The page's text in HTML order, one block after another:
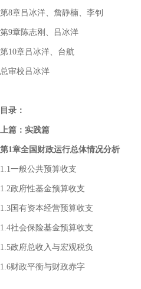
第8章吕冰洋、詹静楠、李钊
第9章陈志刚、吕冰洋
第10章吕冰洋、台航
总审校吕冰洋
目录：
上篇：实践篇
第1章全国财政运行总体情况分析
1.1一般公共预算收支
1.2政府性基金预算收支
1.3国有资本经营预算收支
1.4社会保险基金预算收支
1.5政府总收入与宏观税负
1.6财政平衡与财政赤字